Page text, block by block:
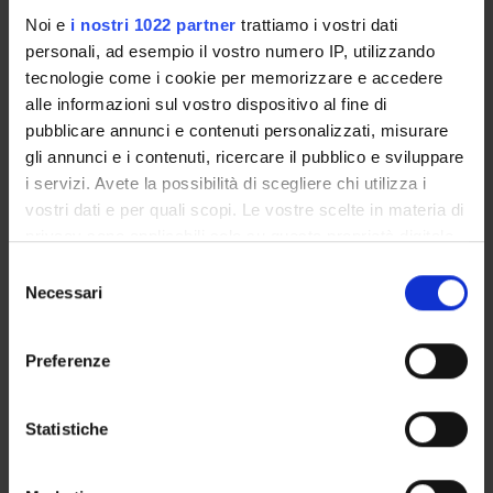
Noi e i nostri 1022 partner trattiamo i vostri dati
personali, ad esempio il vostro numero IP, utilizzando
tecnologie come i cookie per memorizzare e accedere
alle informazioni sul vostro dispositivo al fine di
pubblicare annunci e contenuti personalizzati, misurare
gli annunci e i contenuti, ricercare il pubblico e sviluppare
i servizi. Avete la possibilità di scegliere chi utilizza i
vostri dati e per quali scopi. Le vostre scelte in materia di
modificare o revocare il proprio consenso in qualsiasi
momento dalla Dichiarazione sui cookie o facendo clic
raccogliere informazioni sulla tua posizione
geografica, con un'approssimazione di qualche
delNecessari
Preferenze
Statistiche
industriale.
MAIN PARTNER
IRDETO Canada Corporation
ENTI FINANZIATORI:
Finanziamento: assegnato e gestito dal Dipartimento
Roberto Giacobazzi